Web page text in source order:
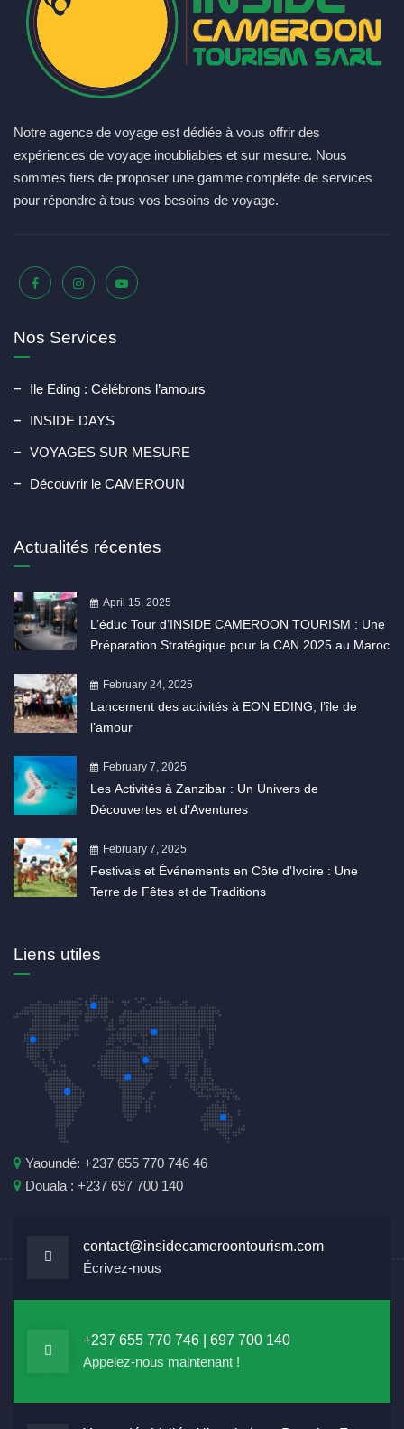
Notre agence de voyage est dédiée à vous offrir des
expériences de voyage inoubliables et sur mesure. Nous
sommes fiers de proposer une gamme complète de services
pour répondre à tous vos besoins de voyage.
Nos Services
Ile Eding : Célébrons l’amours
INSIDE DAYS
VOYAGES SUR MESURE
Découvrir le CAMEROUN
Actualités récentes
April 15, 2025
L’éduc Tour d’INSIDE CAMEROON TOURISM : Une
Préparation Stratégique pour la CAN 2025 au Maroc
February 24, 2025
Lancement des activités à EON EDING, l’île de
l’amour
February 7, 2025
Les Activités à Zanzibar : Un Univers de
Découvertes et d’Aventures
February 7, 2025
Festivals et Événements en Côte d’Ivoire : Une
Terre de Fêtes et de Traditions
Liens utiles
Yaoundé: +237 655 770 746 46
Douala : +237 697 700 140
contact@insidecameroontourism.com
Écrivez-nous
+237 655 770 746 | 697 700 140
Appelez-nous maintenant !